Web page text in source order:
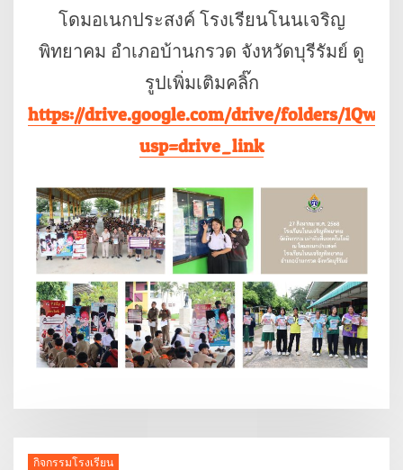
โดมอเนกประสงค์ โรงเรียนโนนเจริญ
พิทยาคม อำเภอบ้านกรวด จังหวัดบุรีรัมย์ ดู
รูปเพิ่มเติมคลิ๊ก
https://drive.google.com/drive/folders/
usp=drive_link
กิจกรรมโรงเรียน